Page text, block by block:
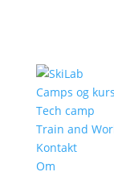
Camps og
Tech camp
Train and
Kontakt
Om